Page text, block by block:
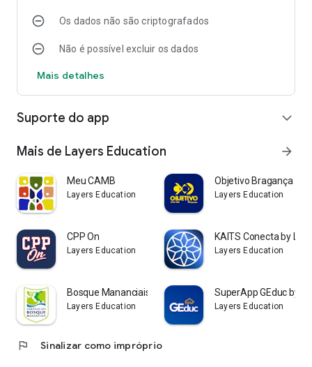
Os dados não são criptografados
Não é possível excluir os dados
Mais detalhes
Suporte do app expand_more
Mais de Layers Education arrow_forward
Meu CAMB
Layers Education
Objetivo Bragança
Layers Education
CPP On
Layers Education
KAITS Conecta by
Layers Education
Bosque Mananciais Superapp
Layers Education
SuperApp GEduc by
Layers Education
flag Sinalizar como impróprio